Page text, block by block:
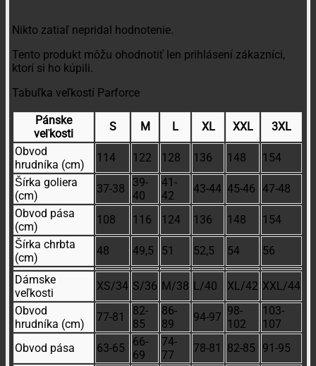
Nikto zatiaľ nepridal hodnotenie.
Tento produkt môžu ohodnotiť len prihlásení zákazníci,
ktorí si ho kúpili.
Tabuľka veľkostí Parforce
Pánske
veľkosti
S M L XL XXL
3XL
Obvod
hrudníka (cm)
114 122 128 136 148
154
Šírka goliera
(cm)
37-38
39-
40
41-
42
43-44 45-46 47-48
Obvod pása
(cm)
108 116 124 136 148
154
Šírka chrbta
(cm)
48 49,5 51 52,5 54 56
Dámske
veľkosti
XS/34 S/36 M/38 L/40 XL/42 XXL/44
Obvod
hrudníka (cm)
77-81
82-
85
86-
89
94-97 98-
102
103-
107
Obvod pása
63-65
66-
69
74-
77
78-81 82-85 91-95